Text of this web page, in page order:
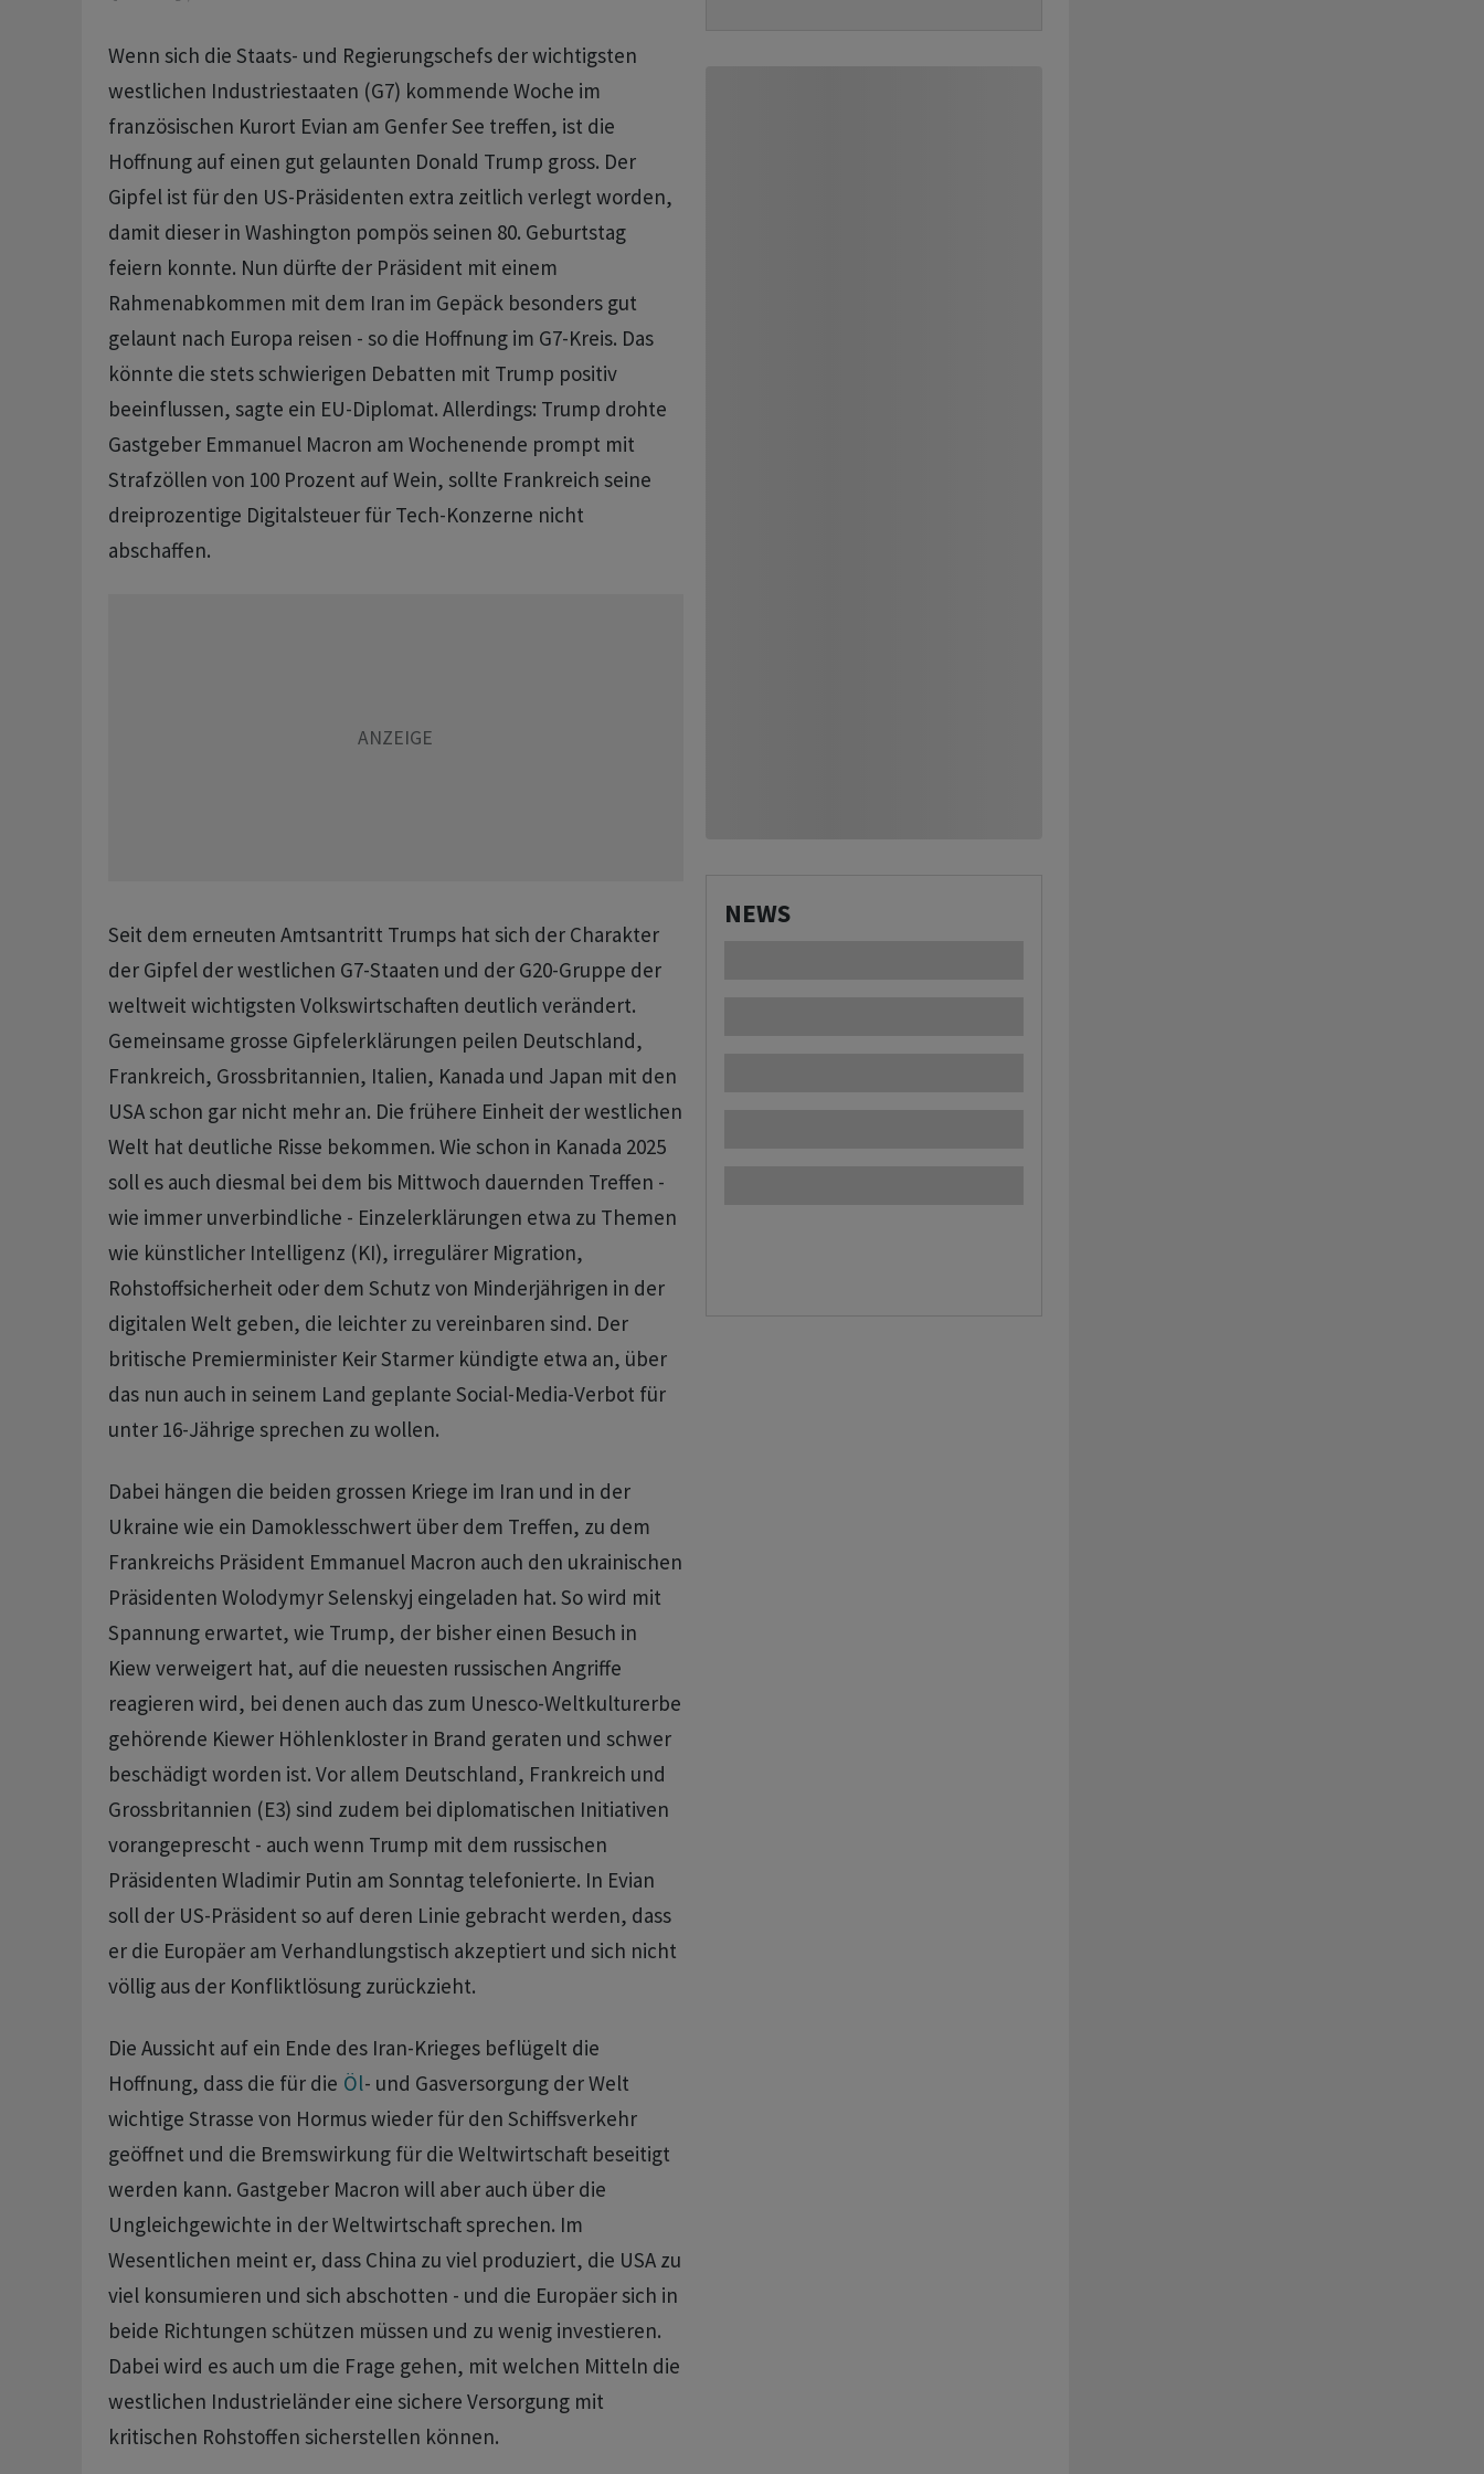
Wenn sich die Staats- und Regierungschefs der wichtigsten
westlichen Industriestaaten (G7) kommende Woche im
französischen Kurort Evian am Genfer ‌See treffen, ist ⁠die
Hoffnung auf einen gut gelaunten Donald Trump gross. Der
Gipfel ist für den US-Präsidenten extra zeitlich verlegt worden,
damit dieser in Washington pompös seinen 80. Geburtstag
feiern konnte. ⁠Nun dürfte der Präsident mit einem
Rahmenabkommen mit dem Iran im Gepäck besonders gut
gelaunt nach Europa reisen - so die Hoffnung im G7-Kreis. Das
könnte die stets schwierigen Debatten mit Trump positiv
beeinflussen, sagte ein EU-Diplomat. ‌Allerdings: Trump drohte
Gastgeber Emmanuel Macron am Wochenende prompt mit
Strafzöllen von 100 Prozent auf Wein, sollte Frankreich seine
dreiprozentige Digitalsteuer ‌für Tech-Konzerne nicht
abschaffen.
Seit dem erneuten Amtsantritt Trumps hat sich der Charakter
der Gipfel der ​westlichen G7-Staaten und der G20-Gruppe der
weltweit wichtigsten Volkswirtschaften deutlich verändert.
Gemeinsame grosse Gipfelerklärungen peilen Deutschland,
Frankreich, Grossbritannien, Italien, Kanada und Japan mit den
USA schon gar nicht mehr an. Die frühere Einheit der westlichen
Welt hat deutliche Risse bekommen. Wie schon in Kanada 2025
soll es auch diesmal bei dem bis Mittwoch dauernden Treffen -
wie immer unverbindliche - Einzelerklärungen etwa zu Themen
wie künstlicher Intelligenz (KI), irregulärer Migration,
Rohstoffsicherheit oder dem Schutz von Minderjährigen in der
digitalen Welt geben, die leichter zu vereinbaren sind. Der
britische Premierminister Keir Starmer kündigte etwa an, ‌über
das nun auch in seinem Land geplante Social-Media-Verbot für
unter 16-Jährige sprechen zu wollen.
Dabei hängen die beiden grossen Kriege im Iran und in der
Ukraine wie ein Damoklesschwert über dem Treffen, zu dem
Frankreichs Präsident Emmanuel Macron auch den ukrainischen
Präsidenten Wolodymyr Selenskyj eingeladen hat. So wird mit
Spannung erwartet, wie Trump, der bisher einen Besuch in
Kiew verweigert hat, auf ​die neuesten russischen Angriffe
reagieren wird, bei denen auch das zum Unesco-Weltkulturerbe
gehörende Kiewer Höhlenkloster in Brand geraten und schwer
beschädigt worden ist. ​Vor allem Deutschland, Frankreich und
Grossbritannien (E3) sind zudem bei diplomatischen Initiativen
vorangeprescht - auch wenn Trump mit dem ​russischen
Präsidenten Wladimir Putin am Sonntag telefonierte. In Evian
soll der US-Präsident so auf deren Linie gebracht werden, dass
er die Europäer am Verhandlungstisch akzeptiert und sich nicht
völlig aus der Konfliktlösung zurückzieht.
Die Aussicht auf ein Ende ‌des Iran-Krieges beflügelt die
Hoffnung, dass die für die Öl- und Gasversorgung der Welt
wichtige Strasse von Hormus wieder für den Schiffsverkehr
geöffnet und die Bremswirkung für die Weltwirtschaft beseitigt
werden kann. Gastgeber Macron will aber auch über die
Ungleichgewichte in der Weltwirtschaft sprechen. Im
Wesentlichen meint er, dass China zu viel produziert, die USA zu
viel konsumieren und sich abschotten - und ​die Europäer ​sich in
beide Richtungen schützen müssen und zu wenig investieren.
Dabei wird es auch um die ⁠Frage gehen, mit welchen Mitteln die
westlichen Industrieländer eine sichere Versorgung mit
kritischen Rohstoffen sicherstellen können.
NEWS